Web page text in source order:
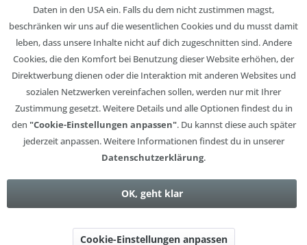
Daten in den USA ein. Falls du dem nicht zustimmen magst,
beschränken wir uns auf die wesentlichen Cookies und du musst damit
leben, dass unsere Inhalte nicht auf dich zugeschnitten sind. Andere
Cookies, die den Komfort bei Benutzung dieser Website erhöhen, der
Direktwerbung dienen oder die Interaktion mit anderen Websites und
sozialen Netzwerken vereinfachen sollen, werden nur mit Ihrer
Zustimmung gesetzt. Weitere Details und alle Optionen findest du in
den "Cookie-Einstellungen anpassen". Du kannst diese auch später
jederzeit anpassen. Weitere Informationen findest du in unserer
Datenschutzerklärung.
OK, geht klar
Cookie-Einstellungen anpassen